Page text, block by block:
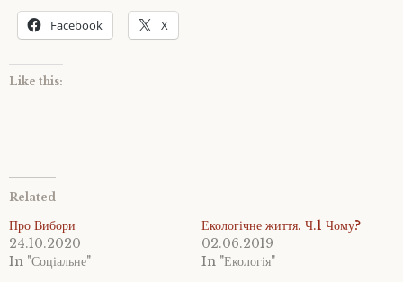
Facebook X
Like this:
Related
Про Вибори
24.10.2020
In "Соціальне"
Екологічне життя. Ч.1 Чому?
02.06.2019
In "Екологія"